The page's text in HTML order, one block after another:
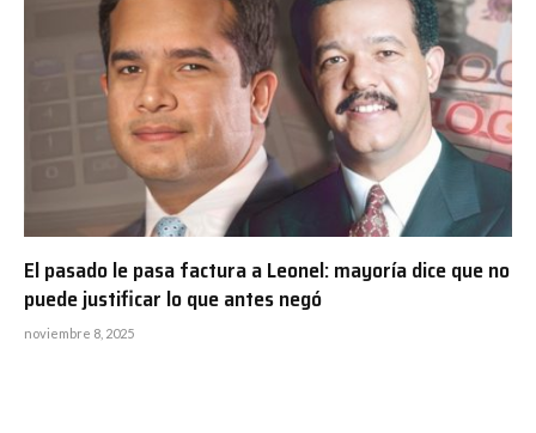
El pasado le pasa factura a Leonel: mayoría dice que no
puede justificar lo que antes negó
noviembre 8, 2025